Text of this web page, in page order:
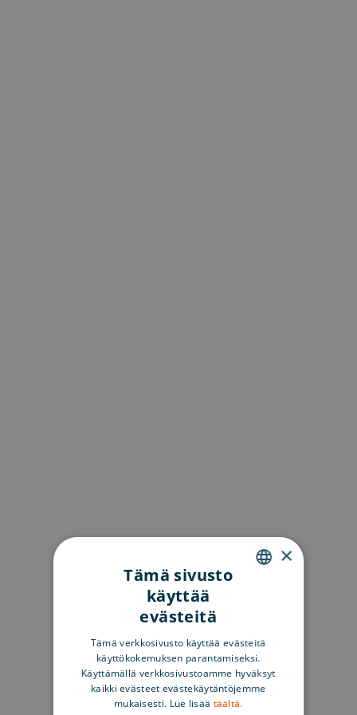
FINNISH
×
Tämä sivusto
käyttää
evästeitä
Tämä verkkosivusto käyttää evästeitä
käyttökokemuksen parantamiseksi.
Käyttämällä verkkosivustoamme hyväksyt
kaikki evästeet evästekäytäntöjemme
mukaisesti. Lue lisää täältä.